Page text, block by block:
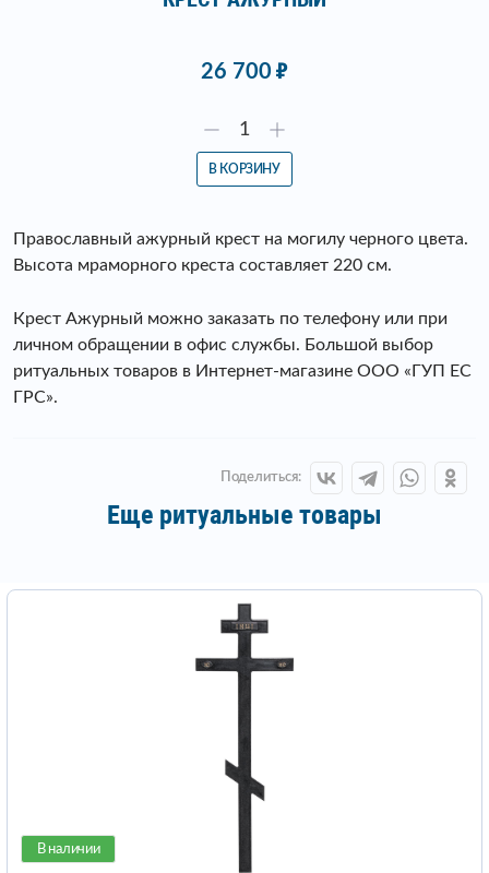
26 700
В КОРЗИНУ
Православный ажурный крест на могилу черного цвета.
Высота мраморного креста составляет 220 см.
Крест Ажурный можно заказать по телефону или при
личном обращении в офис службы. Большой выбор
ритуальных товаров в Интернет-магазине ООО «ГУП ЕС
ГРС».
Поделиться:
Еще ритуальные товары
В наличии